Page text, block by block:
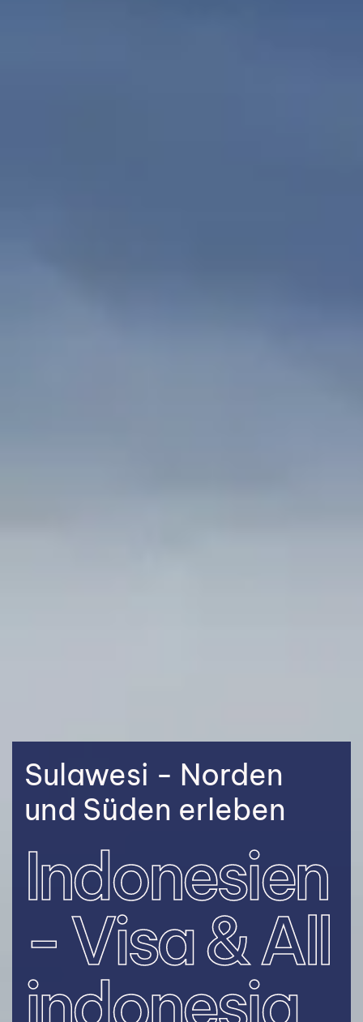
Sulawesi - Norden
und Süden erleben
Indonesien
- Visa & All
indonesia